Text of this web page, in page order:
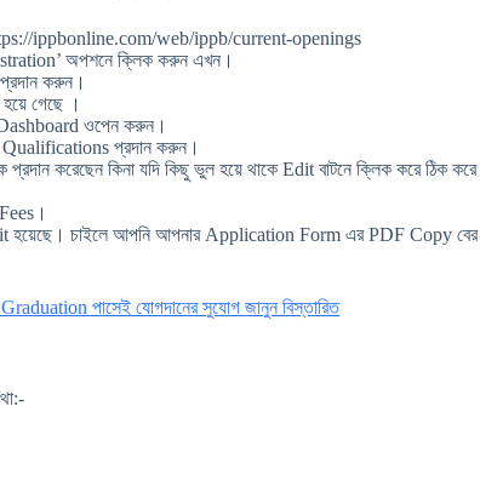
ippbonline.com/web/ippb/current-openings
অপশনে ক্লিক করুন এখন।
করুন।
গেছে ।
ওপেন করুন।
প্রদান করুন।
করেছেন কিনা যদি কিছু ভুল হয়ে থাকে Edit বাটনে ক্লিক করে ঠিক করে
চাইলে আপনি আপনার Application Form এর PDF Copy বের
পাসেই যোগদানের সুযোগ জানুন বিস্তারিত